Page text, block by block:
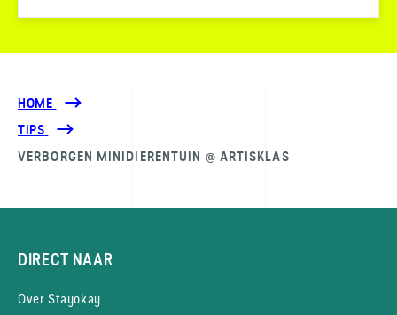
HOME
TIPS
VERBORGEN MINIDIERENTUIN @ ARTISKLAS
DIRECT NAAR
Over Stayokay